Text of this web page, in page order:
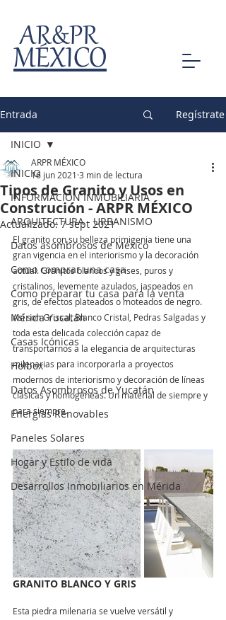
MÉXICO
AR&PR
Entrada Regístrate
INICIO
INFORMACIÓN INMOBILIARIA
ARQUITECTURA - URBANISMO
Datos asombrosos de México
Como comprar una casa
Como preparar tu casa para la venta
Mérida Yucatán
Casas Icónicas
Holbox
Datos Asombrosos de Yucatán
Energias Renovables
Paneles Solares
Hogar y Estilo de vida
Desarrollos Inmobiliarios en Mérida
INICIO
Tipos de Granito y Usos en
Construción - ARPR MÉXICO
ARPR MÉXICO
16 jun 2021 3 min de lectura
Actualizado: 7 sept 2021
El granito con su belleza primigenia tiene una
gran vigencia en el interiorismo y la decoración
actual. Granitos blancos y grises, puros y
cristalinos, levemente azulados, jaspeados en
gris, de efectos plateados o moteados de negro.
Así son Grissal, Blanco Cristal, Pedras Salgadas y
toda esta delicada colección capaz de
transportarnos a la elegancia de arquitecturas
milenarias para incorporarla a proyectos
modernos de interiorismo y decoración de líneas
clásicas y homogéneas. Un material de siempre y
para siempre.
GRANITO BLANCO Y GRIS
Esta piedra milenaria se vuelve versátil y